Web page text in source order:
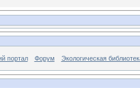
портал Форум Экологическая